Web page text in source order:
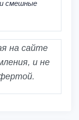
смешные
на сайте
и не